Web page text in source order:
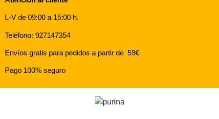
L-V de 09:00 a 15:00 h.
Teléfono: 927147354
Envíos gratis para pedidos a partir de 59€
Pago 100% seguro